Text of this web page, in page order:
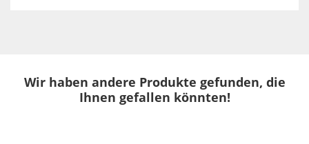
Wir haben andere Produkte gefunden, die
Ihnen gefallen könnten!